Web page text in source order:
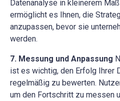
Datenanalyse in kleinerem
ermöglicht es Ihnen, die
anzupassen, bevor sie
werden.
7. Messung und Anpassung
ist es wichtig, den Erfolg Ihrer
regelmäßig zu bewerten.
um den Fortschritt zu messen